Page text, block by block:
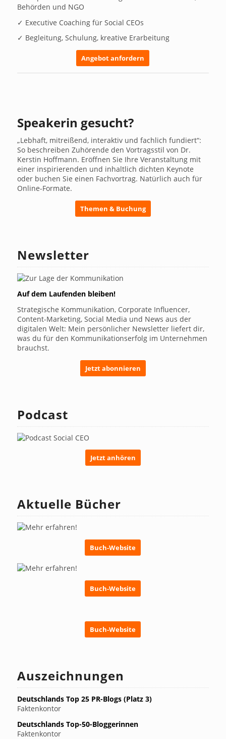
Behörden und NGO
✓ Executive Coaching für Social CEOs
✓ Begleitung, Schulung, kreative Erarbeitung
Angebot anfordern
Speakerin gesucht?
„Lebhaft, mitreißend, interaktiv und fachlich fundiert“:
So beschreiben Zuhörende den Vortragsstil von Dr.
Kerstin Hoffmann. Eröffnen Sie Ihre Veranstaltung mit
einer inspirierenden und inhaltlich dichten Keynote
oder buchen Sie einen Fachvortrag. Natürlich auch für
Online-Formate.
Themen & Buchung
Newsletter
Auf dem Laufenden bleiben!
Strategische Kommunikation, Corporate Influencer,
Content-Marketing, Social Media und News aus der
digitalen Welt: Mein persönlicher Newsletter liefert dir,
was du für den Kommunikationserfolg im Unternehmen
brauchst.
Jetzt abonnieren
Podcast
Jetzt anhören
Aktuelle Bücher
Buch-Website
Buch-Website
Buch-Website
Auszeichnungen
Deutschlands Top 25 PR-Blogs (Platz 3)
Faktenkontor
Deutschlands Top-50-Bloggerinnen
Faktenkontor